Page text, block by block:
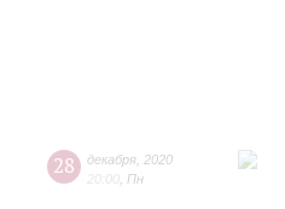
28 декабря 2020
20:00 Пн